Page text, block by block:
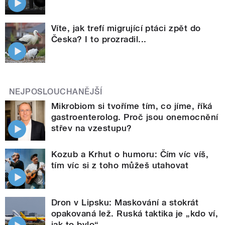
Víte, jak trefí migrující ptáci zpět do
Česka? I to prozradil...
NEJPOSLOUCHANĚJŠÍ
Mikrobiom si tvoříme tím, co jíme, říká
gastroenterolog. Proč jsou onemocnění
střev na vzestupu?
Kozub a Krhut o humoru: Čím víc víš,
tím víc si z toho můžeš utahovat
Dron v Lipsku: Maskování a stokrát
opakovaná lež. Ruská taktika je „kdo ví,